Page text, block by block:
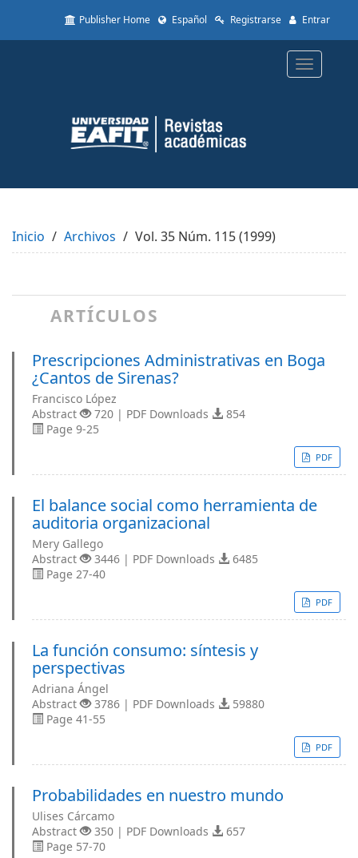
to
Content
Sidebar
Publisher Home Español Registrarse Entrar
Toggle
Inicio Archivos Vol. 35 Núm. 115 (1999)
ARTÍCULOS
Prescripciones Administrativas en Boga
¿Cantos de Sirenas?
Francisco López
Abstract
720 | PDF Downloads
854
Page 9-25
PDF
El balance social como herramienta de
auditoria organizacional
Mery Gallego
Abstract
3446 | PDF Downloads
6485
Page 27-40
PDF
La función consumo: síntesis y
perspectivas
Adriana Ángel
Abstract
3786 | PDF Downloads
59880
Page 41-55
PDF
Probabilidades en nuestro mundo
Ulises Cárcamo
Abstract
350 | PDF Downloads
657
Page 57-70